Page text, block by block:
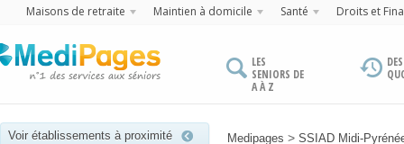
Maisons de retraite Maintien à domicile Santé Droits et
LES
SENIORS DE
A À Z
Voir établissements à proximité Medipages > SSIAD Midi-